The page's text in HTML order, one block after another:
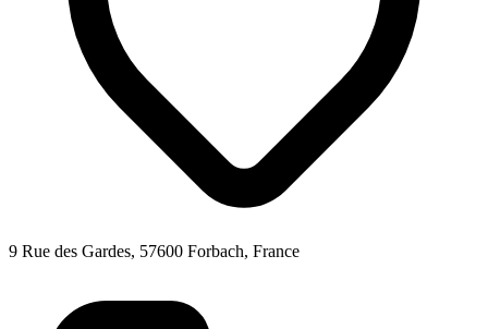
9 Rue des Gardes, 57600 Forbach, France